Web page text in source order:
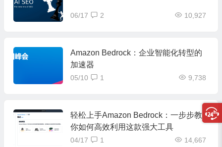
06/17 10,927
2
Amazon Bedrock：企业智能化转型的
加速器
05/10 9,738
1
轻松上手Amazon Bedrock：一步步教
你如何高效利用这款强大工具
04/17 14,667
1